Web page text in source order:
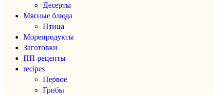
Десерты
Мясные блюда
Птица
Морепродукты
Заготовки
ПП-рецепты
recipes
Первое
Грибы